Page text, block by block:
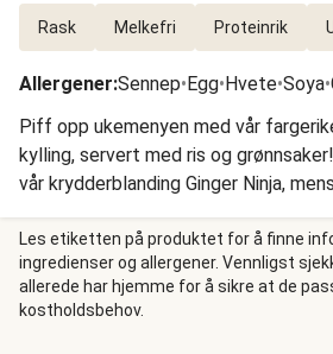
Rask Melkefri Proteinrik
Allergener:Sennep•Egg•Hvete•Soya•
Piff opp ukemenyen med vår
kylling, servert med ris og
vår krydderblanding Ginger Ninja,
den stekes ferdig i ovnen. Samtidig
pak choi og hvitløk, og til slutt toppes
med en søt chilisaus.
Les etiketten på produktet for å finne
ingredienser og allergener. Vennligst
allerede har hjemme for å sikre at de
kostholdsbehov.